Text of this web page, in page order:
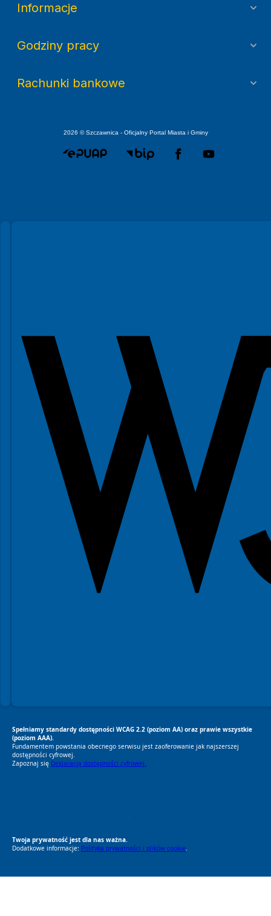
Informacje
Godziny pracy
Rachunki bankowe
2026 © Szczawnica - Oficjalny Portal Miasta i Gminy
Spełniamy standardy dostępności WCAG 2.2 (poziom AA) oraz prawie wszystkie
(poziom AAA).
Fundamentem powstania obecnego serwisu jest zaoferowanie jak najszerszej
dostępności cyfrowej.
Zapoznaj się Deklaracją dostępności cyfrowej.
Twoja prywatność jest dla nas ważna.
Dodatkowe informacje: Polityka prywatności i plików cookie